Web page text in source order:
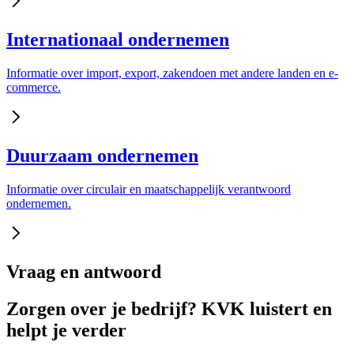
Internationaal ondernemen
Informatie over import, export, zakendoen met andere landen en e-
commerce.
Duurzaam ondernemen
Informatie over circulair en maatschappelijk verantwoord
ondernemen.
Vraag en antwoord
Zorgen over je bedrijf? KVK luistert en
helpt je verder